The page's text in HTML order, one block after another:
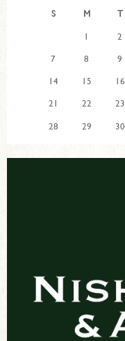
S M T
1
2
7
8 9
14
15 16
21
22 23
28
29 30